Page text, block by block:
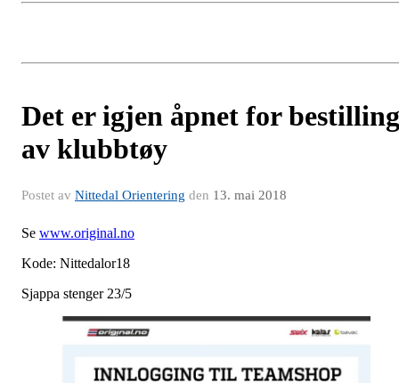
Det er igjen åpnet for bestilling
av klubbtøy
Postet av Nittedal Orientering den 13. mai 2018
Se www.original.no
Kode: Nittedalor18
Sjappa stenger 23/5